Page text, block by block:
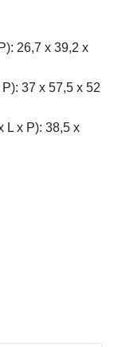
26,7 x 39,2 x
37 x 57,5 x 52
L x P): 38,5 x